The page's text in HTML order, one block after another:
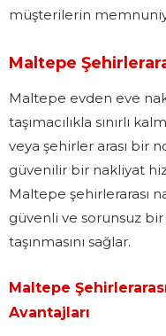
müşterilerin
Maltepe
Maltepe evden eve
taşımacılıkla sınırlı
veya şehirler arası bir
güvenilir bir nakliyat
Maltepe şehirlerarası
güvenli ve sorunsuz
taşınmasını sağlar.
Maltepe
Avantajları